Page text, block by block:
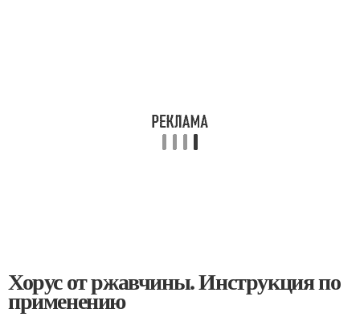
Хорус от ржавчины. Инструкция по
применению